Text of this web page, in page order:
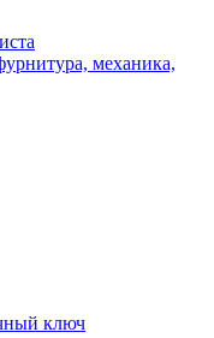
механика,
ключ